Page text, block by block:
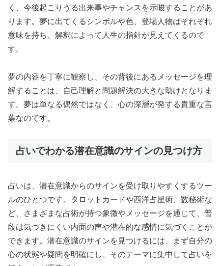
く、今後起こりうる出来事やチャンスを示唆することがあ
ります。夢に出てくるシンボルや色、登場人物はそれぞれ
意味を持ち、解釈によって人生の指針が見えてくるので
す。
夢の内容を丁寧に観察し、その背後にあるメッセージを理
解することは、自己理解と問題解決の大きな助けとなりま
す。夢は単なる偶然ではなく、心の深層が発する貴重な言
葉なのです。
占いでわかる潜在意識のサインの見つけ方
占いは、潜在意識からのサインを受け取りやすくするツー
ルのひとつです。タロットカードや西洋占星術、数秘術な
ど、さまざまな占術が持つ象徴やメッセージを通じて、普
段は気づきにくい内面の声や潜在的な感情に気づくことが
できます。潜在意識のサインを見つけるには、まず自分の
心の状態や疑問を明確にし、そのテーマに集中して占いを